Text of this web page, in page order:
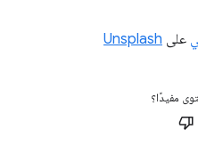
على Unsplash
مفيدًا؟